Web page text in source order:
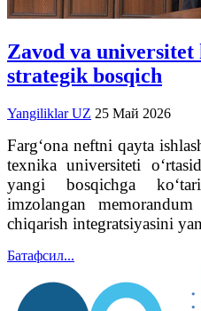
Zavod va
strategik bosqich
Yangiliklar UZ 25 Май 2026
Farg‘ona neftni qayta
texnika universiteti
yangi bosqichga
imzolangan
chiqarish integratsiyasini
Батафсил...